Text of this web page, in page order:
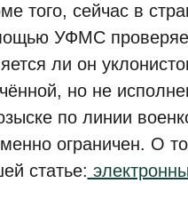
того, сейчас в
УФМС
ли он
но не
по линии
ограничен. О
статье: